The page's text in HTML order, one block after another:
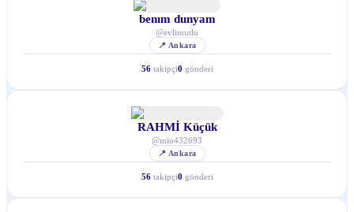
benım dunyam
@evlimutlu
📍 Ankara
56 takipçi0 gönderi
RAHMİ Küçük
@mio432693
📍 Ankara
56 takipçi0 gönderi